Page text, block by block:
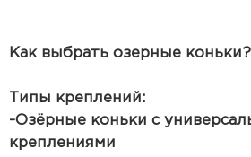
Как выбрать озерные коньки?
Типы креплений:
-Озёрные коньки с
креплениями